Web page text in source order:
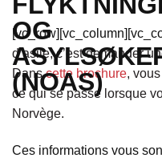
d’asile, c’est demander
Danscette brochure,
ce qui se passe lorsque
Norvège.
Ces informations vous